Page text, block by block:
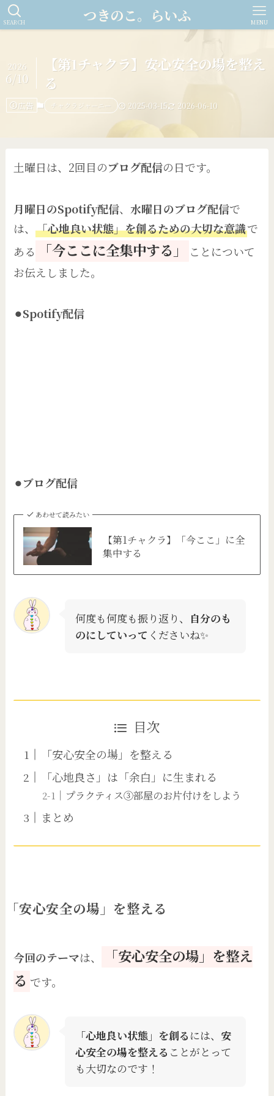
つきのこ。らいふ
SEARCH MENU
【第1チャクラ】安心安全の場を整え
る
2026
6/10
広告 チャクラジャーニー 2025-03-15 2026-06-10
土曜日は、2回目のブログ配信の日です。
月曜日のSpotify配信、 水曜日のブログ配信で
は、「心地良い状態」を創るための大切な意識で
ある
「今ここに全集中する」
ことについて
お伝えしました。
⚫︎Spotify配信
⚫︎ブログ配信
あわせて読みたい
【第1チャクラ】「今ここ」に全
集中する
何度も何度も振り返り、 自分のも
のにしていって くださいね✨
目次
「安心安全の場」を整える
「心地良さ」は「余白」に生まれる
プラクティス③部屋のお片付けをしよう
まとめ
「安心安全の場」を整える
今回のテーマは、
「安心安全の場」を整え
る です。
「心地良い状態」を創る には、 安
心安全の場を整える ことがとって
も大切なのです！